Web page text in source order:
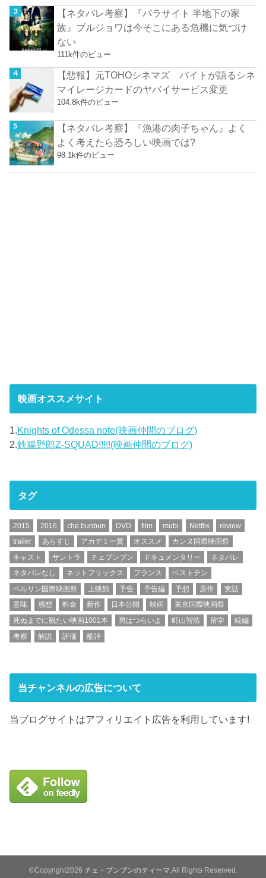
【ネタバレ考察】『パラサイト 半地下の家
族』ブルジョワは今そこにある危機に気づけ
ない
111k件のビュー
【悲報】元TOHOシネマズ バイトが語るシネ
マイレージカードのヤバイサービス変更
104.8k件のビュー
【ネタバレ考察】『漁港の肉子ちゃん』よく
よく考えたら恐ろしい映画では?
98.1k件のビュー
映画オススメサイト
1.Knights of Odessa note(映画仲間のブログ)
2.鉄腸野郎Z-SQUAD!!!!!(映画仲間のブログ)
タグ
2015 2016 che bunbun DVD film mubi Netflix
review
trailer
あらすじ アカデミー賞 オススメ
カンヌ国際映画祭
キャスト
サントラ チェブンブン ドキュメンタリー
ネタバレ
ネタバレなし
ネットフリックス フランス
ベストテン
ベルリン国際映画祭
上映館 予告 予告編 予想 原作
実話
意味
感想 料金 新作 日本公開 映画
東京国際映画祭
死ぬまでに観たい映画1001本
男はつらいよ 町山智浩 留学
続編
考察
解説 評価 酷評
当チャンネルの広告について
当ブログサイトはアフィリエイト広告を利用しています!
©Copyright2026 チェ・ブンブンのティーマ .All Rights Reserved.